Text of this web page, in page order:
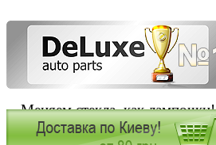
Меняем стекла, как лампочки!